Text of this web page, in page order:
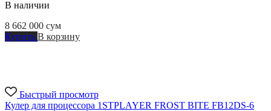
В наличии
8 662 000 сум
Купить В корзину
Быстрый просмотр
Кулер для процессора 1STPLAYER FROST BITE FB12DS-6